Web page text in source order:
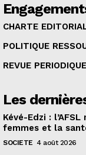
CHARTE
POLITIQUE
REVUE
Les
Kévé-Edzi :
femmes et la
SOCIETE 4 août 2026